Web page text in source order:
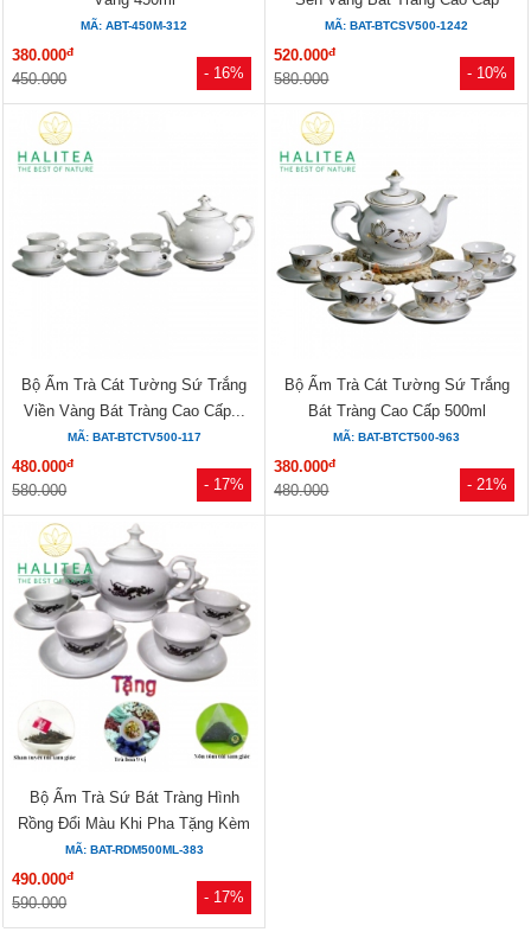
- 16%
MÃ: ABT-450M-312
380.000đ
450.000 - 10%
500ml
MÃ: BAT-BTCSV500-1242
520.000đ
580.000
- 17%
Bộ Ấm Trà Cát Tường Sứ Trắng
Viền Vàng Bát Tràng Cao Cấp...
MÃ: BAT-BTCTV500-117
480.000đ
580.000 - 21%
Bộ Ấm Trà Cát Tường Sứ Trắng
Bát Tràng Cao Cấp 500ml
MÃ: BAT-BTCT500-963
380.000đ
480.000
- 17%
Bộ Ấm Trà Sứ Bát Tràng Hình
Rồng Đổi Màu Khi Pha Tặng Kèm
3...
MÃ: BAT-RDM500ML-383
490.000đ
590.000